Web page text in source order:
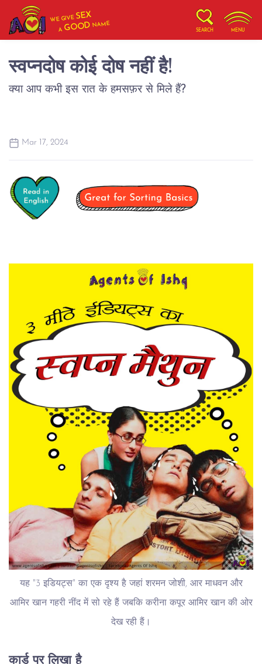
WE GIVESEX
AGOOD NAME
SEARCH MENU
स्वप्नदोष कोई दोष नहीं है!
क्या आप कभी इस रात के हमसफ़र से मिले हैं?
Mar 17, 2024
यह "3 इडियट्स" का एक दृश्य है जहां शरमन जोशी, आर माधवन और
आमिर खान गहरी नींद में सो रहे हैं जबकि करीना कपूर आमिर खान की ओर
देख रही हैं।
कार्ड पर लिखा है